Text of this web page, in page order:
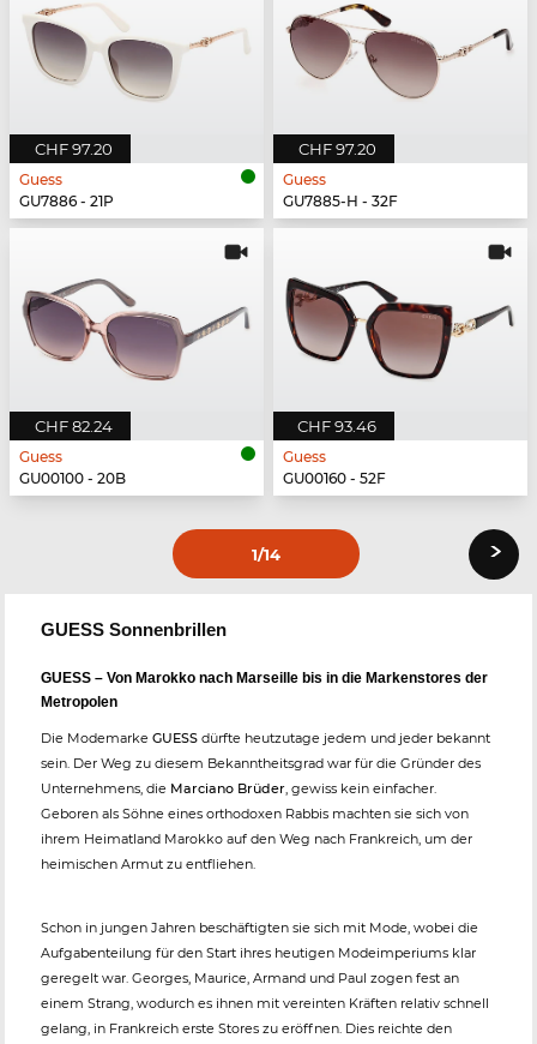
CHF 97.20
Guess
GU7886 - 21P
CHF 97.20
Guess
GU7885-H - 32F
CHF 82.24
Guess
GU00100 - 20B
CHF 93.46
Guess
GU00160 - 52F
1/14 ›
GUESS Sonnenbrillen
GUESS – Von Marokko nach Marseille bis in die Markenstores der
Metropolen
Die Modemarke GUESS dürfte heutzutage jedem und jeder bekannt
sein. Der Weg zu diesem Bekanntheitsgrad war für die Gründer des
Unternehmens, die Marciano Brüder, gewiss kein einfacher.
Geboren als Söhne eines orthodoxen Rabbis machten sie sich von
ihrem Heimatland Marokko auf den Weg nach Frankreich, um der
heimischen Armut zu entfliehen.
Schon in jungen Jahren beschäftigten sie sich mit Mode, wobei die
Aufgabenteilung für den Start ihres heutigen Modeimperiums klar
geregelt war. Georges, Maurice, Armand und Paul zogen fest an
einem Strang, wodurch es ihnen mit vereinten Kräften relativ schnell
gelang, in Frankreich erste Stores zu eröffnen. Dies reichte den